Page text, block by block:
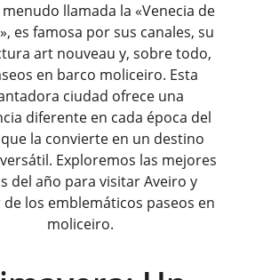
llamada la «Venecia de
es famosa por sus canales, su
art nouveau y, sobre todo,
en barco moliceiro. Esta
ciudad ofrece una
diferente en cada época del
la convierte en un destino
Exploremos las mejores
del año para visitar Aveiro y
los emblemáticos paseos en
moliceiro.